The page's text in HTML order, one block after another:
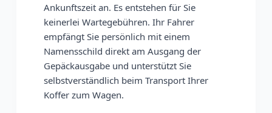
Ankunftszeit an. Es entstehen für Sie
keinerlei Wartegebühren. Ihr Fahrer
empfängt Sie persönlich mit einem
Namensschild direkt am Ausgang der
Gepäckausgabe und unterstützt Sie
selbstverständlich beim Transport Ihrer
Koffer zum Wagen.